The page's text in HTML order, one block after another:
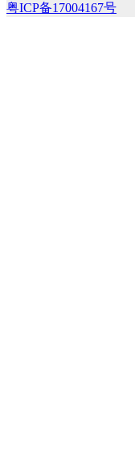
粤ICP备17004167号